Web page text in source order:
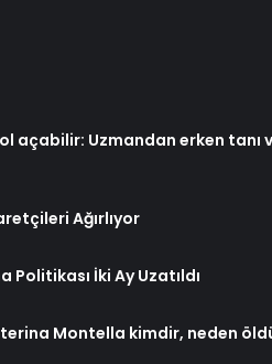
açabilir: Uzmandan erken tanı
Ağırlıyor
Politikası İki Ay Uzatıldı
Montella kimdir, neden